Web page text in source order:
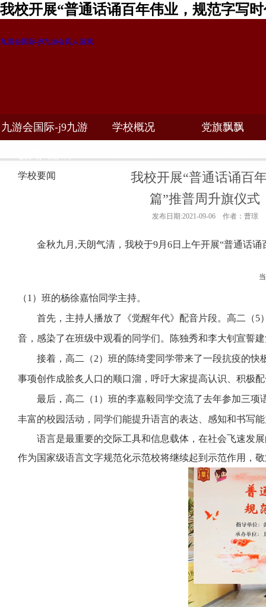
我校开展“普通话诵百年伟业，规范字写
九游会国际-j9九游会真人游戏
九游会国际-j9九游 学校概况 党旗飘飘
学校要闻
我校开展“普通话诵百
篇”推普周升旗仪式
发布日期:2021-09-06 作者：曹璟
金秋九月 ,天朗气清，我校于9月 6日上午开展“普通话
（1 ）班的杨徐嘉怡同学主持。
首先，主持人播放了《觉醒年代》配音片段。高二（5
音，感染了在班级中观看的同学们。陈独秀和李大钊宣誓
接着，高二（2）班的陈绮雯同学带来了一段抗疫的
事项创作成脍炙人口的顺口溜，呼吁大家提高认识、积极
最后，高二（1 ）班的李嘉毅同学交流了去年参加三
丰富的校园活动，同学们能提升语言的表达、感知和书写
语言是最重要的交际工具和信息载体，在社会飞速发
作为国家级语言文字规范化示范校将继续起到示范作用，